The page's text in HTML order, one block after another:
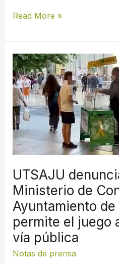
Read More »
UTSAJU
Ministerio de
Ayuntamiento de
permite el juego
vía pública
Notas de prensa
UTSAJU
denuncia
frente
al
Ministerio
de
Consumo
que
Ayuntamiento
de
Valencia
permite
el
juego
a